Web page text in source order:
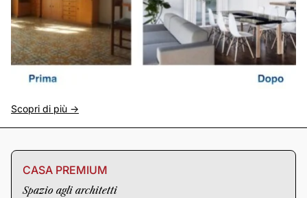
Scopri di più ->
CASA PREMIUM
Spazio agli architetti